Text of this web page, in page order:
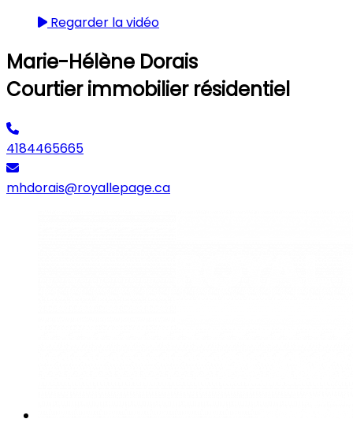
Regarder la vidéo
Marie-Hélène Dorais
Courtier immobilier résidentiel
4184465665
mhdorais@royallepage.ca